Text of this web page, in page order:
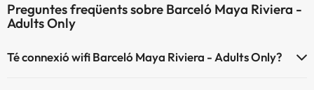
Preguntes freqüents sobre Barceló Maya Riviera -
Adults Only
Té connexió wifi Barceló Maya Riviera - Adults Only?